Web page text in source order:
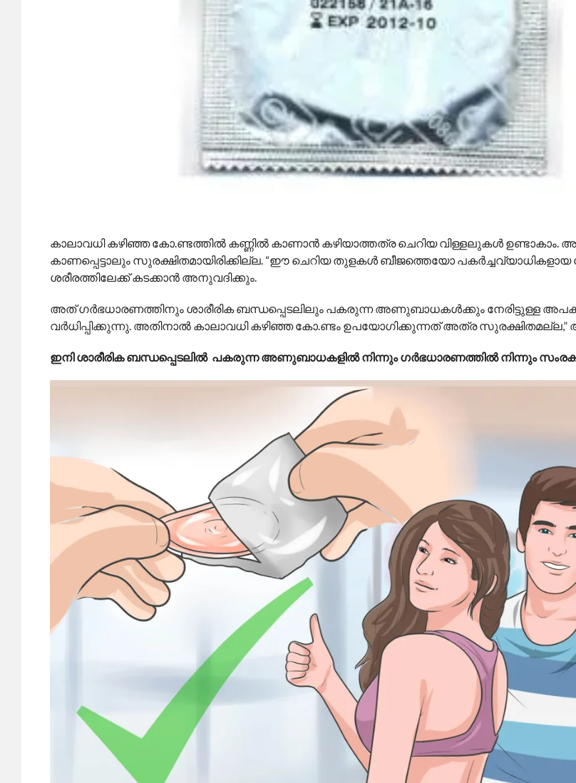
കാലാവധി കഴിഞ്ഞ കോ.ണ്ടത്തിൽ കണ്ണിൽ കാണാൻ കഴിയാത്തത്ര ചെറിയ വിള്ളലുകൾ ഉണ്ടാകാം.
കാണപ്പെട്ടാലും സുരക്ഷിതമായിരിക്കില്ല. “ഈ ചെറിയ തുളകൾ ബീജത്തെയോ
ശരീരത്തിലേക്ക് കടക്കാൻ അനുവദിക്കും.
അത് ഗർഭധാരണത്തിനും ശാരീരിക ബന്ധപ്പെടലിലും പകരുന്ന അണുബാധകൾക്കും നേരിട്ടുള്ള
വർധിപ്പിക്കുന്നു. അതിനാൽ കാലാവധി കഴിഞ്ഞ കോ.ണ്ടം ഉപയോഗിക്കുന്നത് അത്ര സുരക്ഷിതമല്ല,”
ഇനി ശാരീരിക ബന്ധപ്പെടലിൽ പകരുന്ന അണുബാധകളിൽ നിന്നും ഗർഭധാരണത്തിൽ നിന്നും